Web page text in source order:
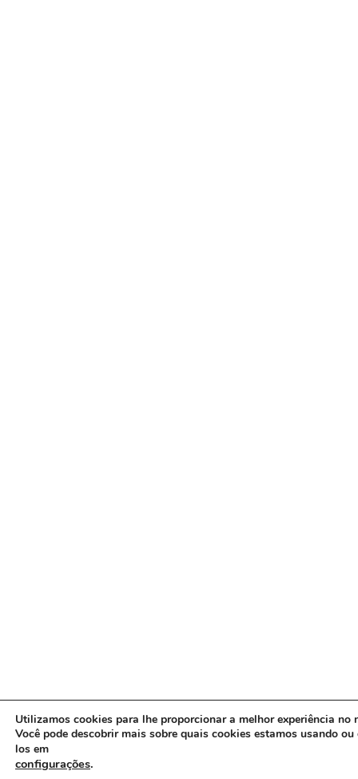
Utilizamos cookies para lhe proporcionar a melhor experiência no
Você pode descobrir mais sobre quais cookies estamos usando
los em
configurações.